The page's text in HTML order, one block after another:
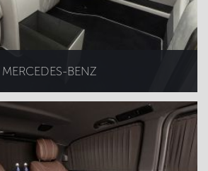
MERCEDES-BENZ